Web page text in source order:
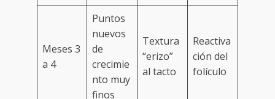
Meses 3
a 4
Puntos
nuevos
de
crecimie
nto muy
finos
Textura
“erizo”
al tacto
Reactiva
ción del
folículo